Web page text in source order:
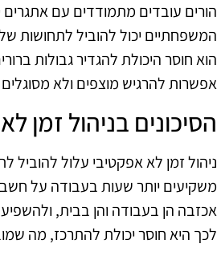
הורים עובדים מתמודדים עם אתגרים
המשפחתיים יכול להוביל לתחושות
הוא חוסר היכולת להגדיר גבולות
אפשרות להרגיש מוצפים ולא
הסיכונים בניהול זמן
ניהול זמן לא אפקטיבי עלול להוביל
משקיעים יותר שעות בעבודה על
אכזבה הן בעבודה והן בבית,
לכך היא חוסר יכולת להתרכז, מה